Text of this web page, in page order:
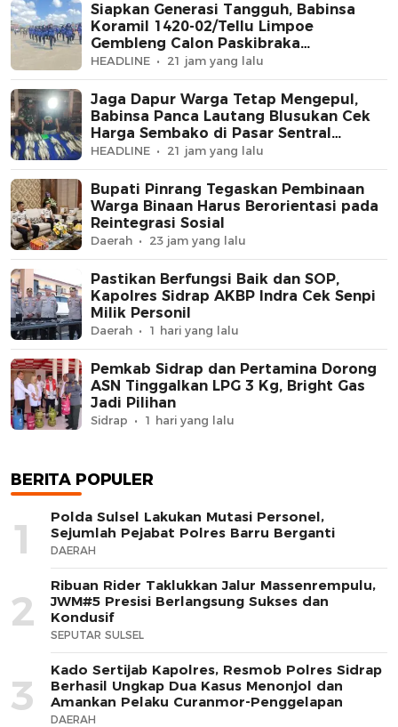
Siapkan Generasi Tangguh, Babinsa
Koramil 1420-02/Tellu Limpoe
Gembleng Calon Paskibraka
Kecamatan
HEADLINE 21 jam yang lalu
Jaga Dapur Warga Tetap Mengepul,
Babinsa Panca Lautang Blusukan Cek
Harga Sembako di Pasar Sentral
Bilokka
HEADLINE 21 jam yang lalu
Bupati Pinrang Tegaskan Pembinaan
Warga Binaan Harus Berorientasi pada
Reintegrasi Sosial
Daerah 23 jam yang lalu
Pastikan Berfungsi Baik dan SOP,
Kapolres Sidrap AKBP Indra Cek Senpi
Milik Personil
Daerah 1 hari yang lalu
Pemkab Sidrap dan Pertamina Dorong
ASN Tinggalkan LPG 3 Kg, Bright Gas
Jadi Pilihan
Sidrap 1 hari yang lalu
BERITA POPULER
1
Polda Sulsel Lakukan Mutasi Personel,
Sejumlah Pejabat Polres Barru Berganti
DAERAH
2
Ribuan Rider Taklukkan Jalur Massenrempulu,
JWM#5 Presisi Berlangsung Sukses dan
Kondusif
SEPUTAR SULSEL
3
Kado Sertijab Kapolres, Resmob Polres Sidrap
Berhasil Ungkap Dua Kasus Menonjol dan
Amankan Pelaku Curanmor-Penggelapan
DAERAH